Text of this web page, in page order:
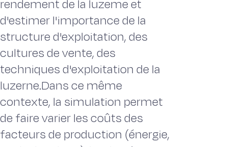
rendement de la luzeme et
d'estimer l'importance de la
structure d'exploitation, des
cultures de vente, des
techniques d'exploitation de la
luzerne.Dans ce même
contexte, la simulation permet
de faire varier les coûts des
facteurs de production (énergie,